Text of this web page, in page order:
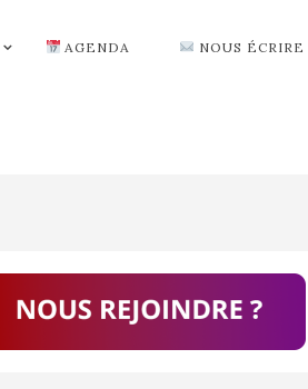
AGENDA NOUS ÉCRIRE